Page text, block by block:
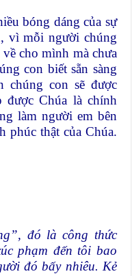
bóng dáng của sự
vì mỗi người chúng
cho mình mà chưa
con biết sẵn sàng
chúng con sẽ được
được Chúa là chính
làm người em bên
phúc thật của Chúa.
đó là công thức
phạm đến tôi bao
đó bấy nhiêu. Kẻ